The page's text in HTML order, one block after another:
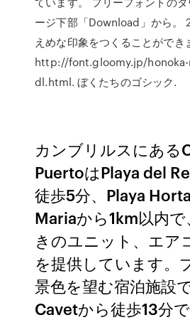
ージ下部「Download」から。
えめな印象をつくることができ
http://font.gloomy.jp/
dl.html. ぼくたちのゴシック.
カンブリルスにある
PuertoはPlaya del
徒歩5分、Playa
Mariaから1km以内
きのユニット、エア
を提供しています。
景色を望む宿泊施設
Cavetから徒歩13分で